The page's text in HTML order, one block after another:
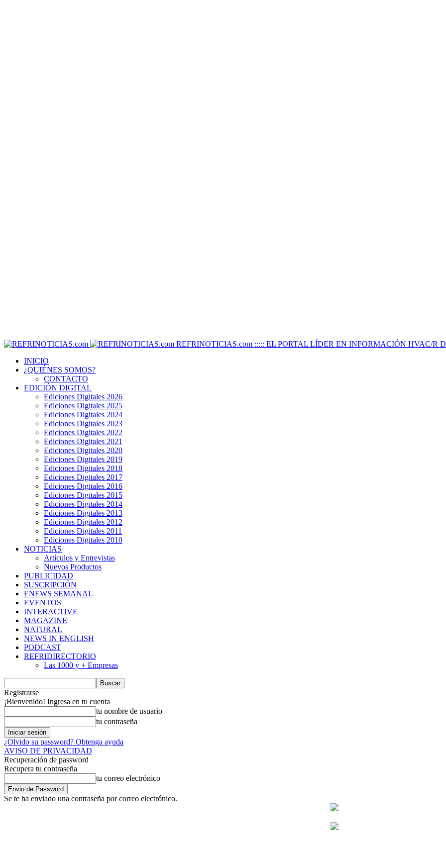
REFRINOTICIAS.com ::::: EL PORTAL LÍDER EN INFORMACIÓN HVAC/R
INICIO
¿QUIÉNES SOMOS?
CONTACTO
EDICIÓN DIGITAL
Ediciones Digitales 2026
Ediciones Digitales 2025
Ediciones Digitales 2024
Ediciones Digitales 2023
Ediciones Digitales 2022
Ediciones Digitales 2021
Ediciones Digitales 2020
Ediciones Digitales 2019
Ediciones Digitales 2018
Ediciones Digitales 2017
Ediciones Digitales 2016
Ediciones Digitales 2015
Ediciones Digitales 2014
Ediciones Digitales 2013
Ediciones Digitales 2012
Ediciones Digitales 2011
Ediciones Digitales 2010
NOTICIAS
Artículos y Entrevistas
Nuevos Productos
PUBLICIDAD
SUSCRIPCIÓN
ENEWS SEMANAL
EVENTOS
INTERACTIVE
MAGAZINE
NATURAL
NEWS IN ENGLISH
PODCAST
REFRIDIRECTORIO
Las 1000 y + Empresas
Registrarse
¡Bienvenido! Ingresa en tu cuenta
tu nombre de usuario
tu contraseña
¿Olvido su password? Obtenga ayuda
AVISO DE PRIVACIDAD
Recuperación de password
Recupera tu contraseña
tu correo electrónico
Se te ha enviado una contraseña por correo electrónico.